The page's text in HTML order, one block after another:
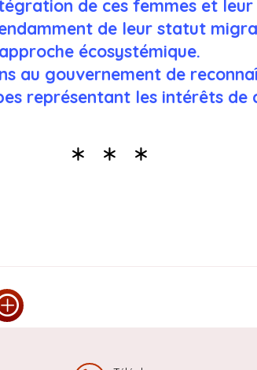
de ces femmes et
de leur statut
approche écosystémique.
au gouvernement de
représentant les intérêts de
  